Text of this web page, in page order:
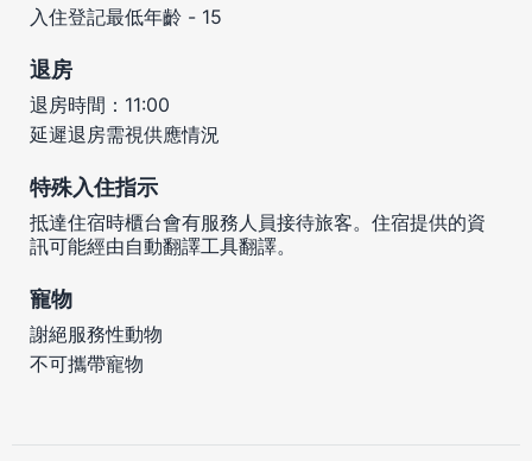
入住登記最低年齡 - 15
退房
退房時間：11:00
延遲退房需視供應情況
特殊入住指示
抵達住宿時櫃台會有服務人員接待旅客。住宿提供的資
訊可能經由自動翻譯工具翻譯。
寵物
謝絕服務性動物
不可攜帶寵物